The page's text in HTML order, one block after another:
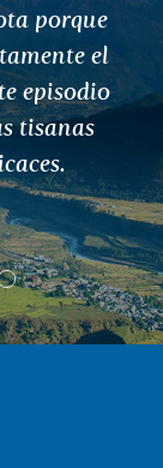
Pavlina
Pavlína